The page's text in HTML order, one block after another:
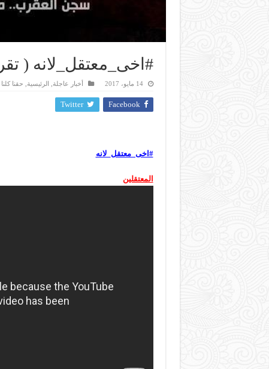
#اخى_معتقل_لانه (
14 مايو، 2017 أخبار عاجلة الرئيسية حقنا كلنا
Facebook
Twitter
#اخى_معتقل_لانه
المعتقلين